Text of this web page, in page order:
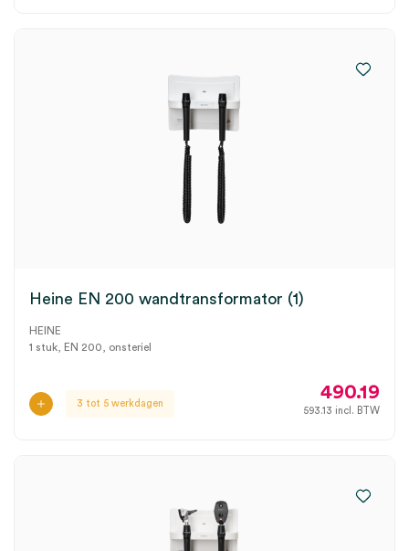
Heine EN 200 wandtransformator (1)
HEINE
1 stuk, EN 200, onsteriel
3 tot 5 werkdagen
490.19
593.13 incl. BTW